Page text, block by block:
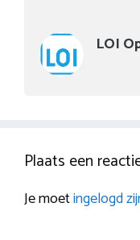
LOI
Plaats een
Je moetingelogd